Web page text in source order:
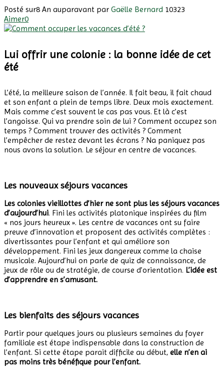
Posté sur8 An auparavant par Gaëlle Bernard 10323
Aimer0
Lui offrir une colonie : la bonne idée de cet
été
L’été, la meilleure saison de l’année. Il fait beau, il fait chaud
et son enfant a plein de temps libre. Deux mois exactement.
Mais comme c’est souvent le cas pas vous. Et là c’est
l’angoisse. Qui va prendre soin de lui ? Comment occupez son
temps ? Comment trouver des activités ? Comment
l’empêcher de restez devant les écrans ? Na paniquez pas
nous avons la solution. Le séjour en centre de vacances.
Les nouveaux séjours vacances
Les colonies vieillottes d’hier ne sont plus les séjours vacances
d’aujourd’hui. Fini les activités platonique inspirées du film
« nos jours heureux ». Les centre de vacances ont su faire
preuve d’innovation et proposent des activités complètes :
divertissantes pour l’enfant et qui améliore son
développement. Fini les jeux dangereux comme la chaise
musicale. Aujourd’hui on parle de quiz de connaissance, de
jeux de rôle ou de stratégie, de course d’orientation. L’idée est
d’apprendre en s’amusant.
Les bienfaits des séjours vacances
Partir pour quelques jours ou plusieurs semaines du foyer
familiale est étape indispensable dans la construction de
l’enfant. Si cette étape parait difficile au début, elle n’en ai
pas moins très bénéfique pour l’enfant.